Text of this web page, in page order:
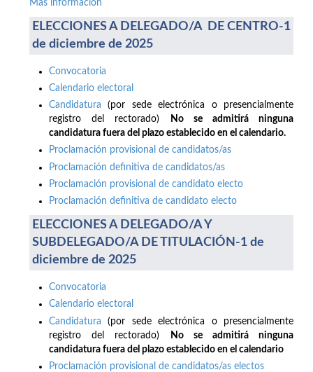
Más información
ELECCIONES A DELEGADO/A DE CENTRO-1
de diciembre de 2025
Convocatoria
Calendario electoral
Candidatura (por sede electrónica o presencialmente
registro del rectorado)
No se admitirá ninguna
candidatura fuera del plazo establecido en el calendario.
Proclamación provisional de candidatos/as
Proclamación definitiva de candidatos/as
Proclamación provisional de candidato electo
Proclamación definitiva de candidato electo
ELECCIONES A DELEGADO/A Y
SUBDELEGADO/A DE TITULACIÓN-1 de
diciembre de 2025
Convocatoria
Calendario electoral
Candidatura (por sede electrónica o presencialmente
registro del rectorado)
No se admitirá ninguna
candidatura fuera del plazo establecido en el calendario
Proclamación provisional de candidatos/as electos